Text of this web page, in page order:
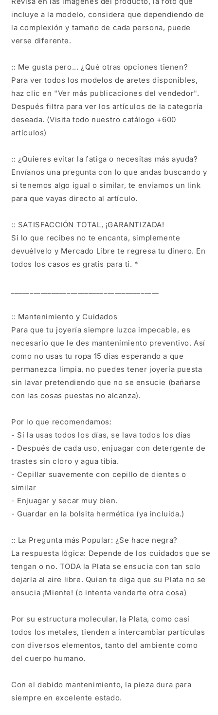
incluye a la modelo, considera que dependiendo de
la complexión y tamaño de cada persona, puede
verse diferente.
:: Me gusta pero... ¿Qué otras opciones tienen?
Para ver todos los modelos de aretes disponibles,
haz clic en "Ver más publicaciones del vendedor".
Después filtra para ver los artículos de la categoría
deseada. (Visita todo nuestro catálogo +600
artículos)
:: ¿Quieres evitar la fatiga o necesitas más ayuda?
Envíanos una pregunta con lo que andas buscando y
si tenemos algo igual o similar, te enviamos un link
para que vayas directo al artículo.
:: SATISFACCIÓN TOTAL, ¡GARANTIZADA!
Si lo que recibes no te encanta, simplemente
devuélvelo y Mercado Libre te regresa tu dinero. En
todos los casos es gratis para ti. *
:: Mantenimiento y Cuidados
Para que tu joyería siempre luzca impecable, es
necesario que le des mantenimiento preventivo. Así
como no usas tu ropa 15 días esperando a que
permanezca limpia, no puedes tener joyería puesta
sin lavar pretendiendo que no se ensucie (bañarse
con las cosas puestas no alcanza).
Por lo que recomendamos:
- Si la usas todos los días, se lava todos los días
- Después de cada uso, enjuagar con detergente de
trastes sin cloro y agua tibia.
- Cepillar suavemente con cepillo de dientes o
similar
- Enjuagar y secar muy bien.
- Guardar en la bolsita hermética (ya incluida.)
:: La Pregunta más Popular: ¿Se hace negra?
La respuesta lógica: Depende de los cuidados que se
tengan o no. TODA la Plata se ensucia con tan solo
dejarla al aire libre. Quien te diga que su Plata no se
ensucia ¡Miente! (o intenta venderte otra cosa)
Por su estructura molecular, la Plata, como casi
todos los metales, tienden a intercambiar partículas
con diversos elementos, tanto del ambiente como
del cuerpo humano.
Con el debido mantenimiento, la pieza dura para
siempre en excelente estado.